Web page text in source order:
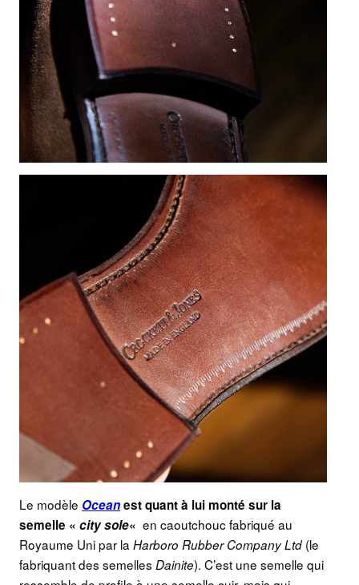
Le modèle Oceanest quant à lui monté sur la
semelle « city sole« en caoutchouc fabriqué au
Royaume Uni par la Harboro Rubber Company Ltd (le
fabriquant des semelles Dainite). C’est une semelle qui